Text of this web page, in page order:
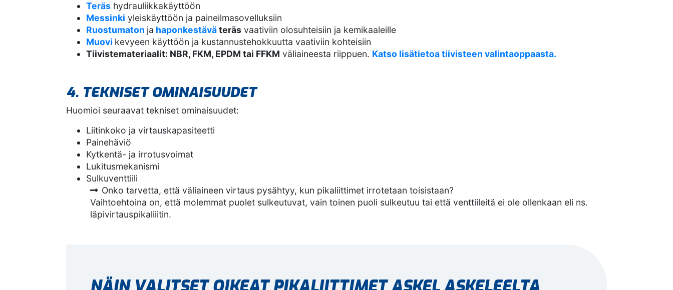
Teräs hydrauliikkakäyttöön
Messinki yleiskäyttöön ja paineilmasovelluksiin
Ruostumaton ja haponkestäväteräs vaativiin olosuhteisiin ja kemikaaleille
Muovi kevyeen käyttöön ja kustannustehokkuutta vaativiin kohteisiin
Tiivistemateriaalit: NBR, FKM, EPDM tai FFKM väliaineesta riippuen. Katso lisätietoa tiivisteen valintaoppaasta.
4. TEKNISET OMINAISUUDET
Huomioi seuraavat tekniset ominaisuudet:
Liitinkoko ja virtauskapasiteetti
Painehäviö
Kytkentä- ja irrotusvoimat
Lukitusmekanismi
Sulkuventtiili
Onko tarvetta, että väliaineen virtaus pysähtyy, kun pikaliittimet irrotetaan toisistaan?
Vaihtoehtoina on, että molemmat puolet sulkeutuvat, vain toinen puoli sulkeutuu tai että venttiileitä ei ole ollenkaan eli ns.
läpivirtauspikaliiitin.